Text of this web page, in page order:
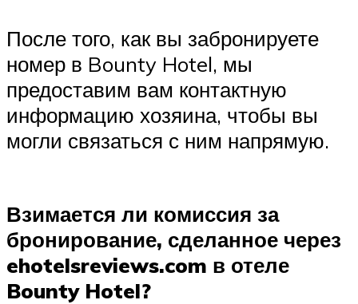
После того, как вы забронируете
номер в Bounty Hotel, мы
предоставим вам контактную
информацию хозяина, чтобы вы
могли связаться с ним напрямую.
Взимается ли комиссия за
бронирование, сделанное через
ehotelsreviews.com в отеле
Bounty Hotel?